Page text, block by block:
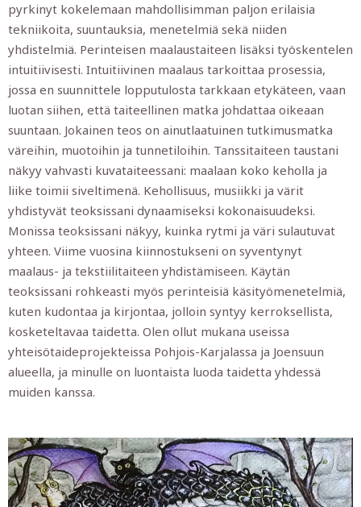
pyrkinyt kokelemaan mahdollisimman paljon erilaisia
tekniikoita, suuntauksia, menetelmiä sekä niiden
yhdistelmiä. Perinteisen maalaustaiteen lisäksi työskentelen
intuitiivisesti. Intuitiivinen maalaus tarkoittaa prosessia,
jossa en suunnittele lopputulosta tarkkaan etykäteen, vaan
luotan siihen, että taiteellinen matka johdattaa oikeaan
suuntaan. Jokainen teos on ainutlaatuinen tutkimusmatka
väreihin, muotoihin ja tunnetiloihin. Tanssitaiteen taustani
näkyy vahvasti kuvataiteessani: maalaan koko keholla ja
liike toimii siveltimenä. Kehollisuus, musiikki ja värit
yhdistyvät teoksissani dynaamiseksi kokonaisuudeksi.
Monissa teoksissani näkyy, kuinka rytmi ja väri sulautuvat
yhteen. Viime vuosina kiinnostukseni on syventynyt
maalaus- ja tekstiilitaiteen yhdistämiseen. Käytän
teoksissani rohkeasti myös perinteisiä käsityömenetelmiä,
kuten kudontaa ja kirjontaa, jolloin syntyy kerroksellista,
kosketeltavaa taidetta. Olen ollut mukana useissa
yhteisötaideprojekteissa Pohjois-Karjalassa ja Joensuun
alueella, ja minulle on luontaista luoda taidetta yhdessä
muiden kanssa.